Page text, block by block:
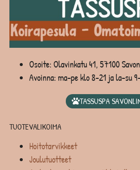
Osoite: Olavinkatu 41, 57100
Avoinna: ma-pe klo 8-21 ja la-su
TASSUSPA
TUOTEVALIKOIMA
Hoitotarvikkeet
Joulutuotteet